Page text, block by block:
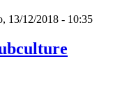
13/12/2018 - 10:35